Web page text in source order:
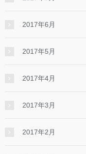
2017年6月
2017年5月
2017年4月
2017年3月
2017年2月